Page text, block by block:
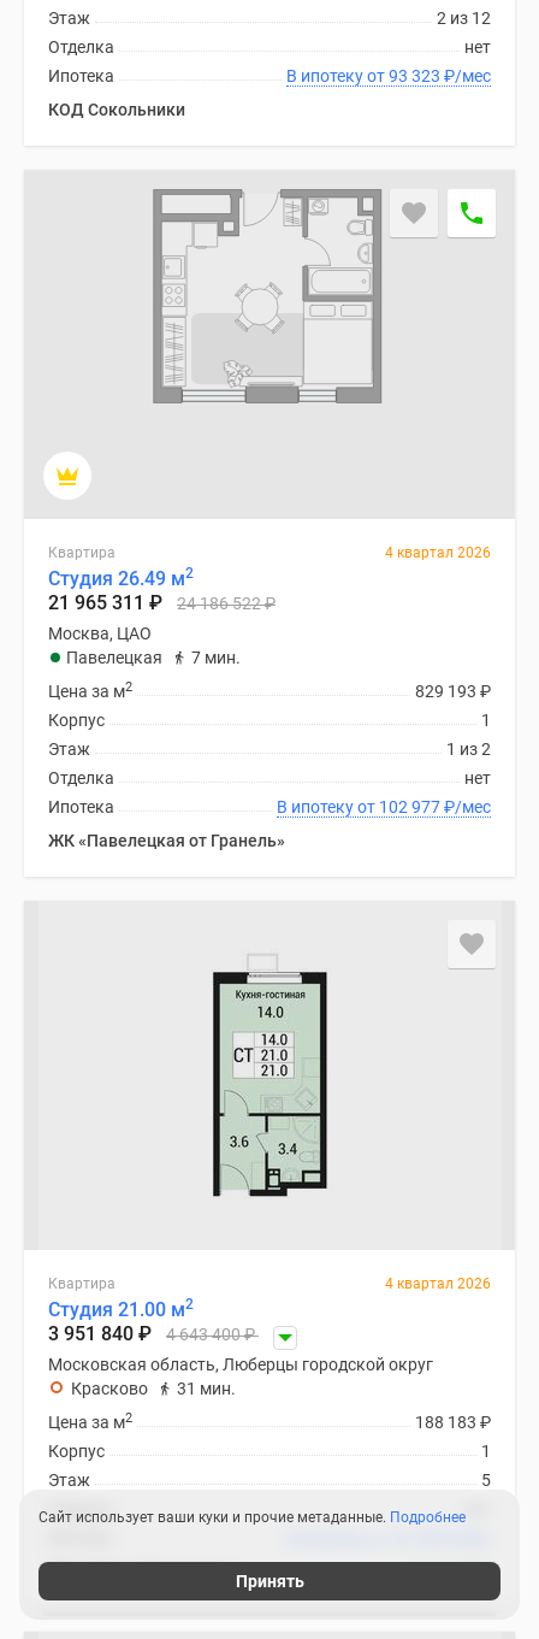
2 из 12
Этаж
нет
Отделка
В ипотеку от 93 323 ₽/мес
Ипотека
КОД Сокольники
Квартира 4 квартал 2026
Студия 26.49 м2
21 965 311 ₽ 24 186 522₽
Москва, ЦАО
Павелецкая
7 мин.
829 193 ₽
Цена за м2
1
Корпус
1 из 2
Этаж
нет
Отделка
В ипотеку от 102 977₽/мес
Ипотека
ЖК «Павелецкая от Гранель»
Квартира 4 квартал 2026
Студия 21.00 м2
3 951 840 ₽ 4 643 400₽
Московская область, Люберцы городской округ
Красково
31 мин.
188 183 ₽
Цена за м2
1
Корпус
5
Этаж
Отделка
ЖК «Дом в Малаховке»
Сайт использует ваши куки и прочие метаданные. Подробнее
Принять